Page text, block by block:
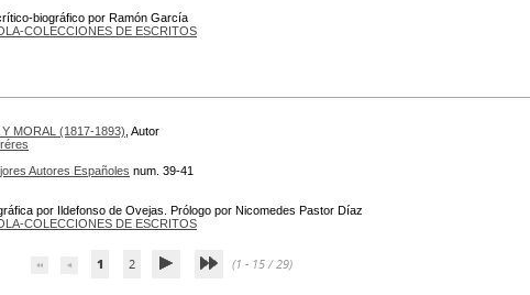
biográfico por Ramón García
COLECCIONES DE ESCRITOS
MORAL (1817-1893) , Autor
Autores Españoles num. 39-41
por Ildefonso de Ovejas. Prólogo por Nicomedes Pastor Díaz
COLECCIONES DE ESCRITOS
1 2 (1 - 15 / 29)